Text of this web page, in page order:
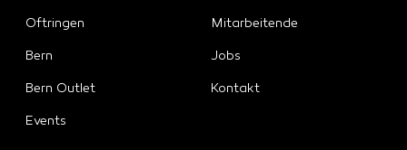
Oftringen
Bern
Bern Outlet
Events
Mitarbeitende
Jobs
Kontakt